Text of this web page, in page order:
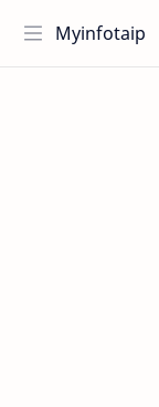
Myinfotaip